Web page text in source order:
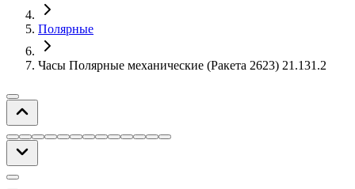
Полярные
Часы Полярные механические (Ракета 2623) 21.131.2